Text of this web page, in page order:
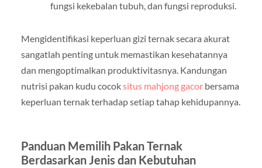
fungsi kekebalan tubuh, dan fungsi reproduksi.
Mengidentifikasi keperluan gizi ternak secara akurat
sangatlah penting untuk memastikan kesehatannya
dan mengoptimalkan produktivitasnya. Kandungan
nutrisi pakan kudu cocoksitus mahjong gacorbersama
keperluan ternak terhadap setiap tahap kehidupannya.
Panduan Memilih Pakan Ternak
Berdasarkan Jenis dan Kebutuhan